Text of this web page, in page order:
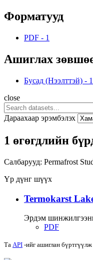
Форматууд
PDF - 1
Ашиглах
Бусад (Нээлттэй) - 1
close
Дараахаар эрэмбэлэх
1 өгөгдлийн
Салбарууд: Permafrost
Үр дүнг шүүх
Termokarst
Эрдэм
PDF
Та API -ийг ашиглан